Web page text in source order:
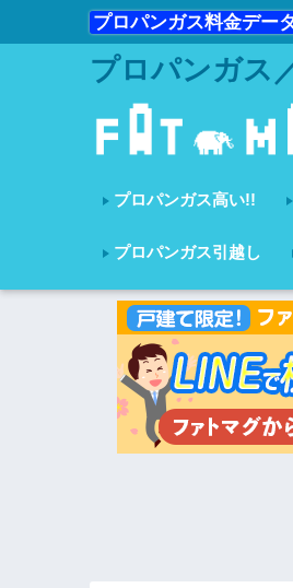
プロパンガス料金デー
プロパンガス
プロパンガス高い!!
プロパンガス引越し